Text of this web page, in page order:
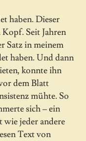
haben. Dieser
Seit Jahren
Satz in meinem
haben. Und dann
konnte ihn
dem Blatt
mühte. So
sich – ein
jeder andere
Text von